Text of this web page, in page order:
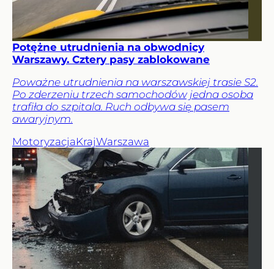
Potężne utrudnienia na obwodnicy
Warszawy. Cztery pasy zablokowane
Poważne utrudnienia na warszawskiej trasie S2.
Po zderzeniu trzech samochodów jedna osoba
trafiła do szpitala. Ruch odbywa się pasem
awaryjnym.
MotoryzacjaKrajWarszawa